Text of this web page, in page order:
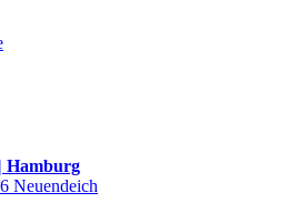
Hamburg
Neuendeich